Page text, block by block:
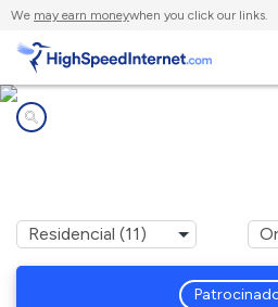
We may earn moneywhen you click our links.